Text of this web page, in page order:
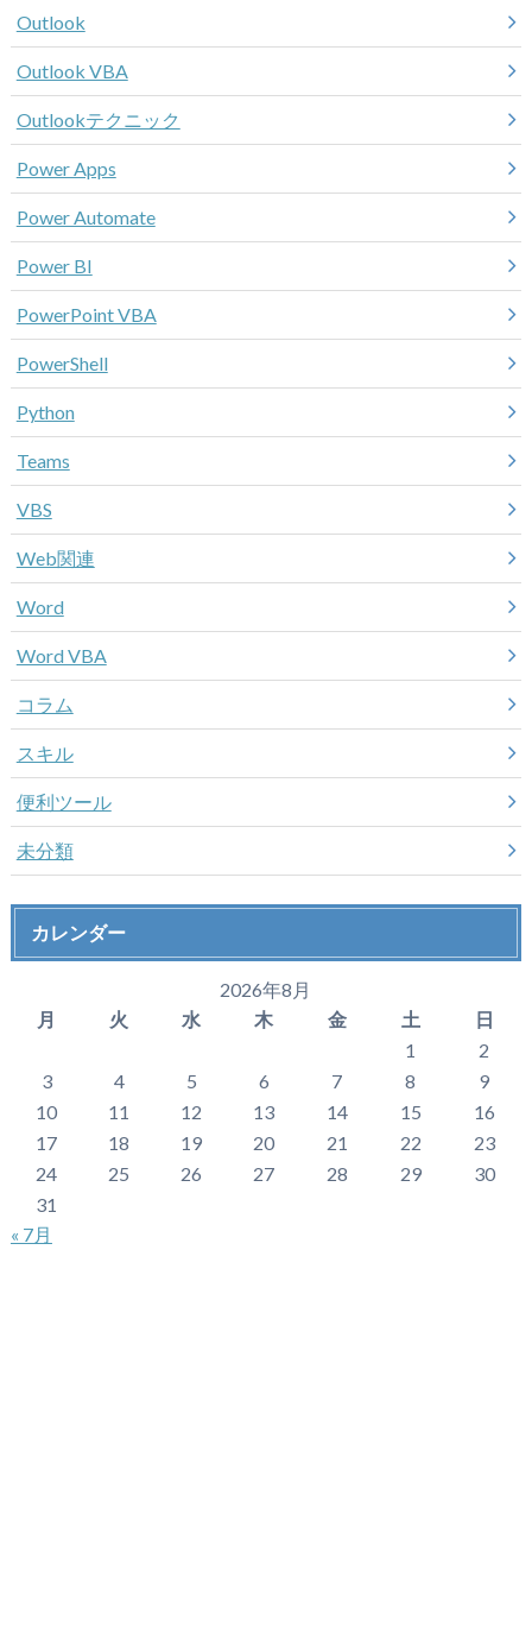
Outlook
Outlook VBA
Outlookテクニック
Power Apps
Power Automate
Power BI
PowerPoint VBA
PowerShell
Python
Teams
VBS
Web関連
Word
Word VBA
コラム
スキル
便利ツール
未分類
カレンダー
2026年8月
月
火 水 木 金 土
日
1
2
3
4 5 6 7 8
9
10
11 12 13 14 15
16
17
18 19 20 21 22
23
24
25 26 27 28 29
30
31
« 7月